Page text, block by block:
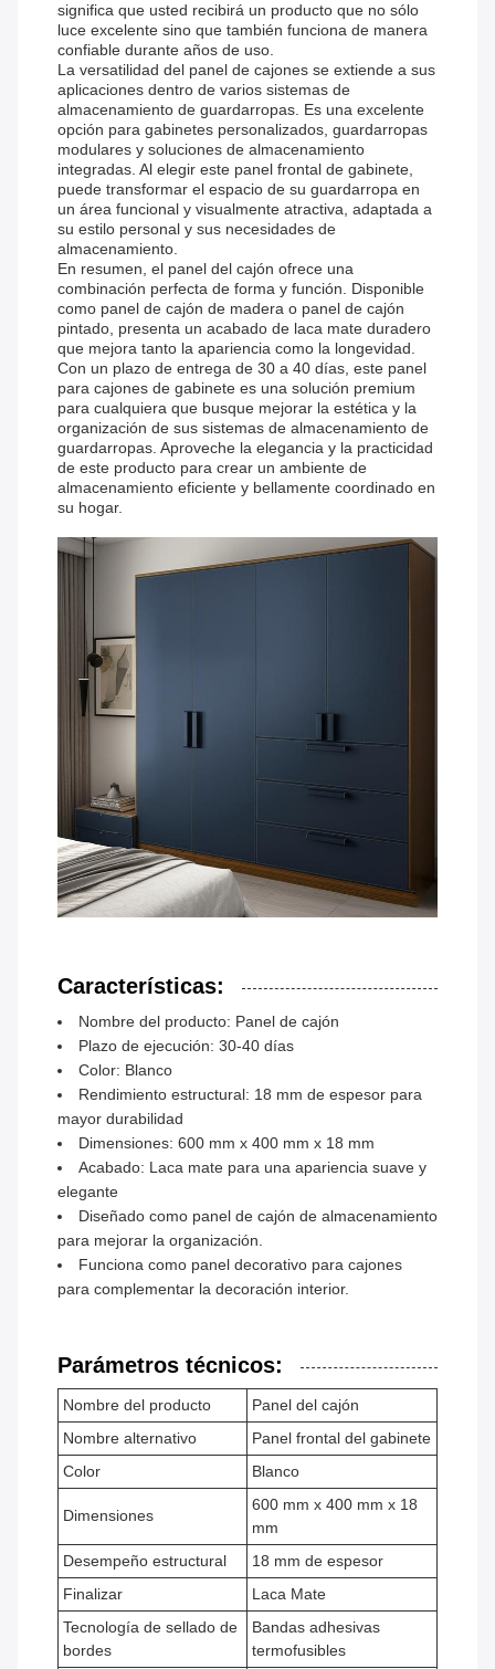
significa que usted recibirá un producto que no sólo
luce excelente sino que también funciona de manera
confiable durante años de uso.
La versatilidad del panel de cajones se extiende a sus
aplicaciones dentro de varios sistemas de
almacenamiento de guardarropas. Es una excelente
opción para gabinetes personalizados, guardarropas
modulares y soluciones de almacenamiento
integradas. Al elegir este panel frontal de gabinete,
puede transformar el espacio de su guardarropa en
un área funcional y visualmente atractiva, adaptada a
su estilo personal y sus necesidades de
almacenamiento.
En resumen, el panel del cajón ofrece una
combinación perfecta de forma y función. Disponible
como panel de cajón de madera o panel de cajón
pintado, presenta un acabado de laca mate duradero
que mejora tanto la apariencia como la longevidad.
Con un plazo de entrega de 30 a 40 días, este panel
para cajones de gabinete es una solución premium
para cualquiera que busque mejorar la estética y la
organización de sus sistemas de almacenamiento de
guardarropas. Aproveche la elegancia y la practicidad
de este producto para crear un ambiente de
almacenamiento eficiente y bellamente coordinado en
su hogar.
Características:
Nombre del producto: Panel de cajón
Plazo de ejecución: 30-40 días
Color: Blanco
Rendimiento estructural: 18 mm de espesor para
mayor durabilidad
Dimensiones: 600 mm x 400 mm x 18 mm
Acabado: Laca mate para una apariencia suave y
elegante
Diseñado como panel de cajón de almacenamiento
para mejorar la organización.
Funciona como panel decorativo para cajones
para complementar la decoración interior.
Parámetros técnicos:
Nombre del producto
Panel del cajón
Nombre alternativo
Panel frontal del gabinete
Color
Blanco
Dimensiones
600 mm x 400 mm x 18
mm
Desempeño estructural
18 mm de espesor
Finalizar
Laca Mate
Tecnología de sellado de
bordes
Bandas adhesivas
termofusibles